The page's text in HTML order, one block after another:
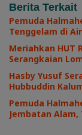
Berita Terkait
Pemuda
Tenggelam di
Meriahkan HUT
Serangkaian
Hasby Yusuf
Hubbuddin
Pemuda
Jembatan Alam,